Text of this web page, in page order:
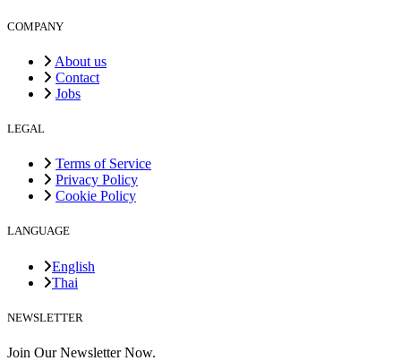
COMPANY
About us
Contact
Jobs
LEGAL
Terms of Service
Privacy Policy
Cookie Policy
LANGUAGE
English
Thai
NEWSLETTER
Join Our Newsletter Now.